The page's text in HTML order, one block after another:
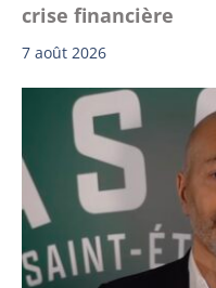
crise financière
7 août 2026